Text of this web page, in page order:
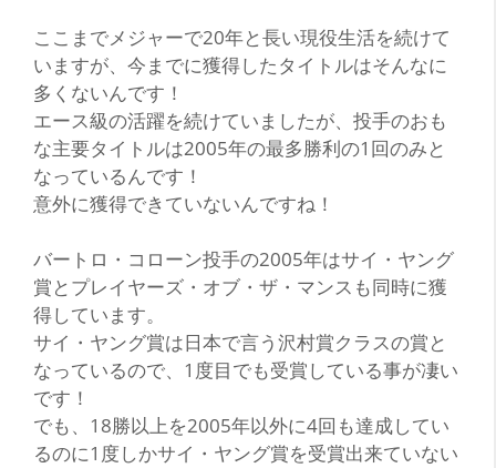
ここまでメジャーで20年と長い現役生活を続けて
いますが、今までに獲得したタイトルはそんなに
多くないんです！
エース級の活躍を続けていましたが、投手のおも
な主要タイトルは2005年の最多勝利の1回のみと
なっているんです！
意外に獲得できていないんですね！
バートロ・コローン投手の2005年はサイ・ヤング
賞とプレイヤーズ・オブ・ザ・マンスも同時に獲
得しています。
サイ・ヤング賞は日本で言う沢村賞クラスの賞と
なっているので、1度目でも受賞している事が凄い
です！
でも、18勝以上を2005年以外に4回も達成してい
るのに1度しかサイ・ヤング賞を受賞出来ていない